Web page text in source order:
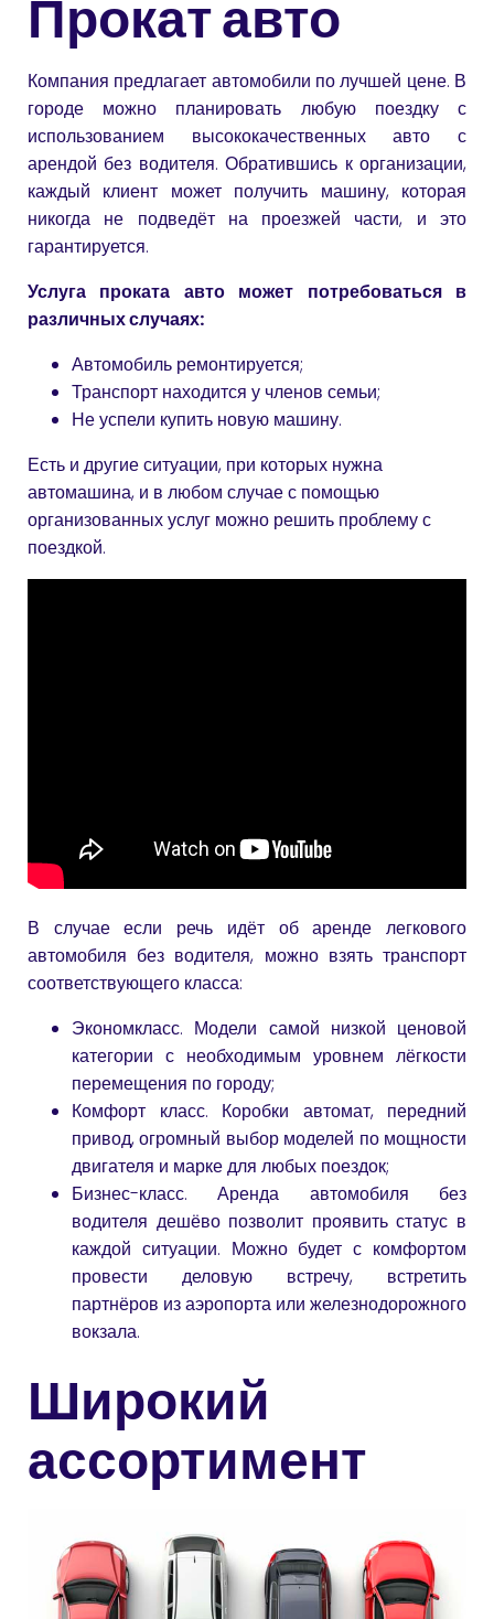
Прокат авто
Компания предлагает автомобили по лучшей цене. В
городе можно планировать любую поездку с
использованием высококачественных авто с
арендой без водителя. Обратившись к организации,
каждый клиент может получить машину, которая
никогда не подведёт на проезжей части, и это
гарантируется.
Услуга проката авто может потребоваться в
различных случаях:
Автомобиль ремонтируется;
Транспорт находится у членов семьи;
Не успели купить новую машину.
Есть и другие ситуации, при которых нужна
автомашина, и в любом случае с помощью
организованных услуг можно решить проблему с
поездкой.
В случае если речь идёт об аренде легкового
автомобиля без водителя, можно взять транспорт
соответствующего класса:
Экономкласс. Модели самой низкой ценовой
категории с необходимым уровнем лёгкости
перемещения по городу;
Комфорт класс. Коробки автомат, передний
привод, огромный выбор моделей по мощности
двигателя и марке для любых поездок;
Бизнес-класс. Аренда автомобиля без
водителя дешёво позволит проявить статус в
каждой ситуации. Можно будет с комфортом
провести деловую встречу, встретить
партнёров из аэропорта или железнодорожного
вокзала.
Широкий
ассортимент